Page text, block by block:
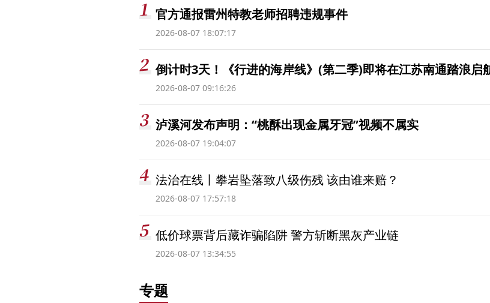
官方通报雷州特教老师招聘违规事件
2026-08-07 18:07:17
倒计时3天！《行进的海岸线》(第二季)即将在江苏南通踏浪启
2026-08-07 09:16:26
泸溪河发布声明：“桃酥出现金属牙冠”视频不属实
2026-08-07 19:04:07
法治在线丨攀岩坠落致八级伤残 该由谁来赔？
2026-08-07 17:57:18
低价球票背后藏诈骗陷阱 警方斩断黑灰产业链
2026-08-07 13:34:55
专题